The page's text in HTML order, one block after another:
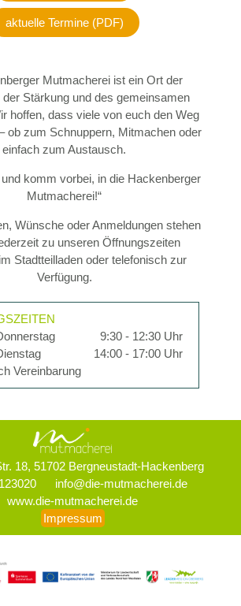
aktuelle Termine (PDF)
Mutmacherei ist ein Ort der
der Stärkung und des gemeinsamen
hoffen, dass viele von euch den Weg
ob zum Schnuppern, Mitmachen oder
einfach zum Austausch.
komm vorbei, in die Hackenberger
Mutmacherei!“
Wünsche oder Anmeldungen stehen
zu unseren Öffnungszeiten
Stadtteilladen oder telefonisch zur
Verfügung.
9:30 - 12:30 Uhr
14:00 - 17:00 Uhr
Vereinbarung
18, 51702 Bergneustadt-Hackenberg
info@die-mutmacherei.de
www.die-mutmacherei.de
Impressum